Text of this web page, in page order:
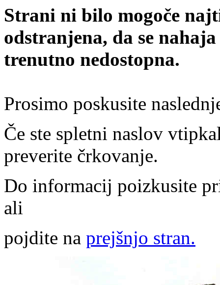
Strani ni bilo mogoče
odstranjena, da se
trenutno nedostopna.
Prosimo poskusite
Če ste spletni naslov
preverite črkovanje.
Do informacij poizkusite
ali
pojdite na prejšnjo stran.